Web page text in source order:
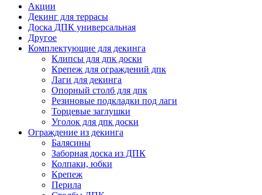
Акции
Декинг для террасы
Доска ДПК универсальная
Другое
Комплектующие для декинга
Клипсы для дпк доски
Крепеж для ограждений дпк
Лаги для декинга
Опорный столб для дпк
Резиновые подкладки под лаги
Торцевые заглушки
Уголок для дпк доски
Ограждение из декинга
Балясины
Заборная доска из ДПК
Колпаки, юбки
Крепеж
Перила